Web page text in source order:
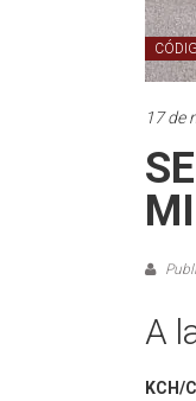
17 de
A
KCH/